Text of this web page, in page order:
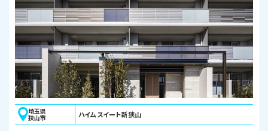
埼玉県
狭山市 ハイムスイート新狭山